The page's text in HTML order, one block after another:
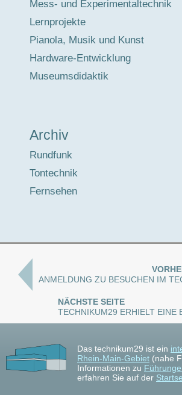
Mess- und Experimentaltechnik
Lernprojekte
Pianola, Musik und Kunst
Hardware-Entwicklung
Museumsdidaktik
Archiv
Rundfunk
Tontechnik
Fernsehen
ANMELDUNG ZU BESUCHEN IM
NÄCHSTE SEITE
TECHNIKUM29 ERHIELT EINE
Das technikum29 ist ein
Rhein-Main-Gebiet (nahe
Informationen zu
erfahren Sie auf der